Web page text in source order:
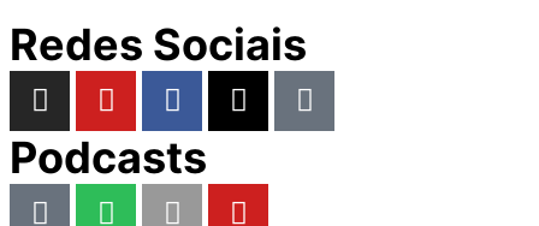
Redes Sociais
Podcasts